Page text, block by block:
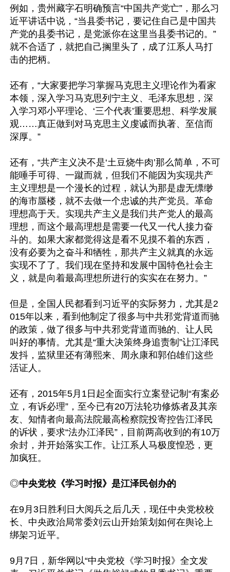
例如，贵州藏字石明确预言“中国共产党亡”，那么习
近平讲话中说，“当县委书记，要记住自己是中国共
产党的县委书记，是党派你在这里当县委书记的。”
就不合适了，就把自己搁里头了，成了江系人马打
击的把柄。
还有，“大家要把学习掌握马克思主义理论作为看家
本领，深入学习马克思列宁主义、毛泽东思想，深
入学习邓小平理论、‘三个代表’重要思想、科学发展
观……真正做到对马克思主义虔诚而执著、至信而
深厚。”
还有，“共产主义决不是‘土豆烧牛肉’那么简单，不可
能唾手可得、一蹴而就，但我们不能因为实现共产
主义理想是一个漫长的过程，就认为那是虚无缥缈
的海市蜃楼，就不去做一个忠诚的共产党员。革命
理想高于天。实现共产主义是我们共产党人的最高
理想，而这个最高理想是需要一代又一代人接力奋
斗的。如果大家都觉得这是看不见摸不着的东西，
没有必要为之奋斗和牺牲，那共产主义就真的永远
实现不了了。我们现在坚持和发展中国特色社会主
义，就是向着最高理想所进行的实实在在努力。”
但是，全国人民都看到习近平的实际努力，尤其是2
015年以来，看到他制定了很多与中共邪党背道而驰
的政策，做了很多与中共邪党背道而驰的、让人民
叫好的事情。尤其是“重大决策终身追责制”让江泽民
发抖，监狱里还有薄熙来、周永康和郭伯雄们这些
活证人。
还有，2015年5月1日起全面实行立案登记制“有案必
立，有诉必理”，至今已有20万法轮功修炼者及其亲
友、知情者向最高法院最高检察院投寄控告江泽民
的诉状，要求“法办江泽民”，目前两高收到的有10万
余封，并开始落实工作。让江系人马极度惶恐，更
加疯狂。
◎中央党校《学习时报》是江泽民创办的
在9月3日胜利日大阅兵之后几天，现任中央党校校
长、中央政治局常委刘云山开始策划如何在舆论上
绑架习近平。
9月7日，新华网以“中央党校《学习时报》全文发